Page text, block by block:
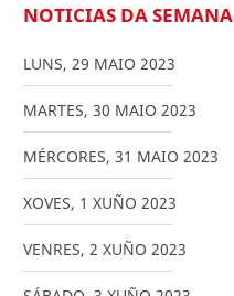
NOTICIAS DA SEMANA
LUNS, 29 MAIO 2023
MARTES, 30 MAIO 2023
MÉRCORES, 31 MAIO 2023
XOVES, 1 XUÑO 2023
VENRES, 2 XUÑO 2023